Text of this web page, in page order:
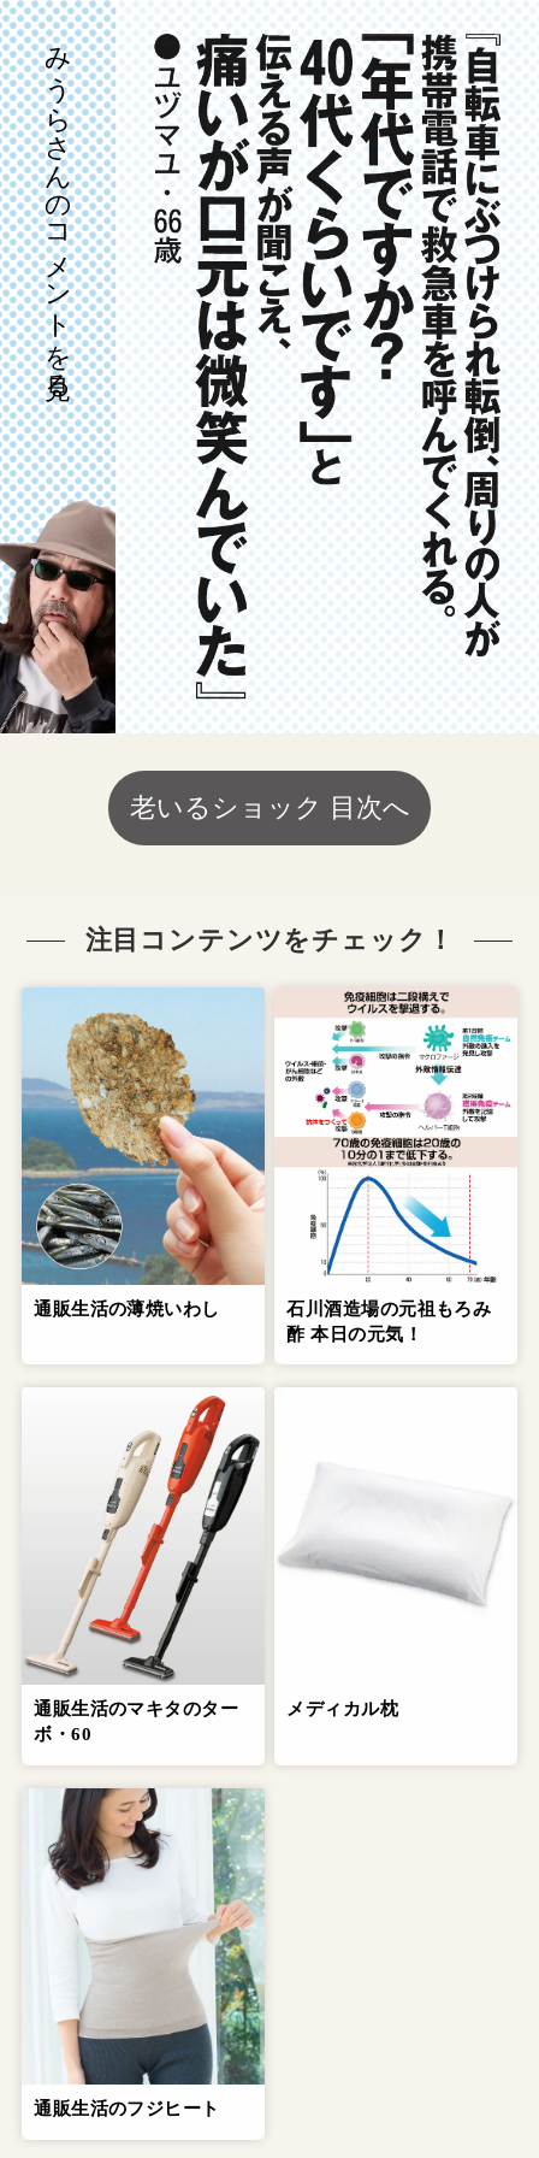
みうらさんのコメントを見る
老いるショック 目次へ
注目コンテンツをチェック！
通販生活の薄焼いわし
石川酒造場の元祖もろみ
酢 本日の元気！
通販生活のマキタのター
ボ・60
メディカル枕
通販生活のフジヒート